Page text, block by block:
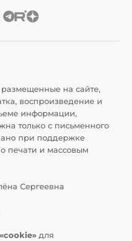
на сайте,
воспроизведение и
информации,
только с письменного
при поддержке
печати и массовым
Сергеевна
для